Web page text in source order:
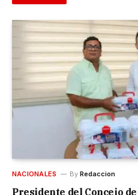
NACIONALES By Redaccion
Presidente del Concejo